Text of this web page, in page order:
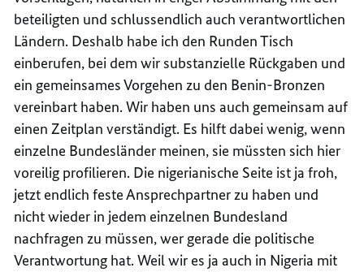
beteiligten und schlussendlich auch verantwortlichen
Ländern. Deshalb habe ich den Runden Tisch
einberufen, bei dem wir substanzielle Rückgaben und
ein gemeinsames Vorgehen zu den Benin-Bronzen
vereinbart haben. Wir haben uns auch gemeinsam auf
einen Zeitplan verständigt. Es hilft dabei wenig, wenn
einzelne Bundesländer meinen, sie müssten sich hier
voreilig profilieren. Die nigerianische Seite ist ja froh,
jetzt endlich feste Ansprechpartner zu haben und
nicht wieder in jedem einzelnen Bundesland
nachfragen zu müssen, wer gerade die politische
Verantwortung hat. Weil wir es ja auch in Nigeria mit